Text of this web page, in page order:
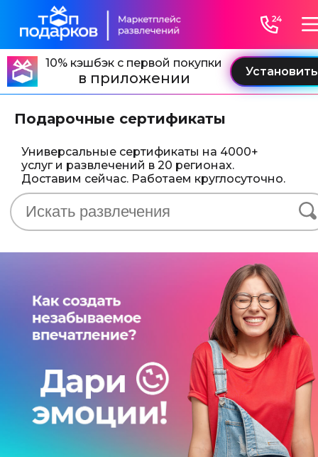
10% кэшбэк с первой покупки
в приложении
Подарочные сертификаты
Универсальные сертификаты на 4000+
услуг и развлечений в 20 регионах.
Доставим сейчас. Работаем круглосуточно.